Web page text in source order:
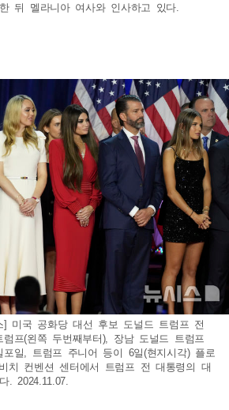
뒤 멜라니아 여사와 인사하고 있다.
] 미국 공화당 대선 후보 도널드 트럼프 전
프(왼쪽 두번째부터), 장남 도널드 트럼프
일, 트럼프 주니어 등이 6일(현지시각) 플로
치 컨벤션 센터에서 트럼프 전 대통령의 대
. 2024.11.07.